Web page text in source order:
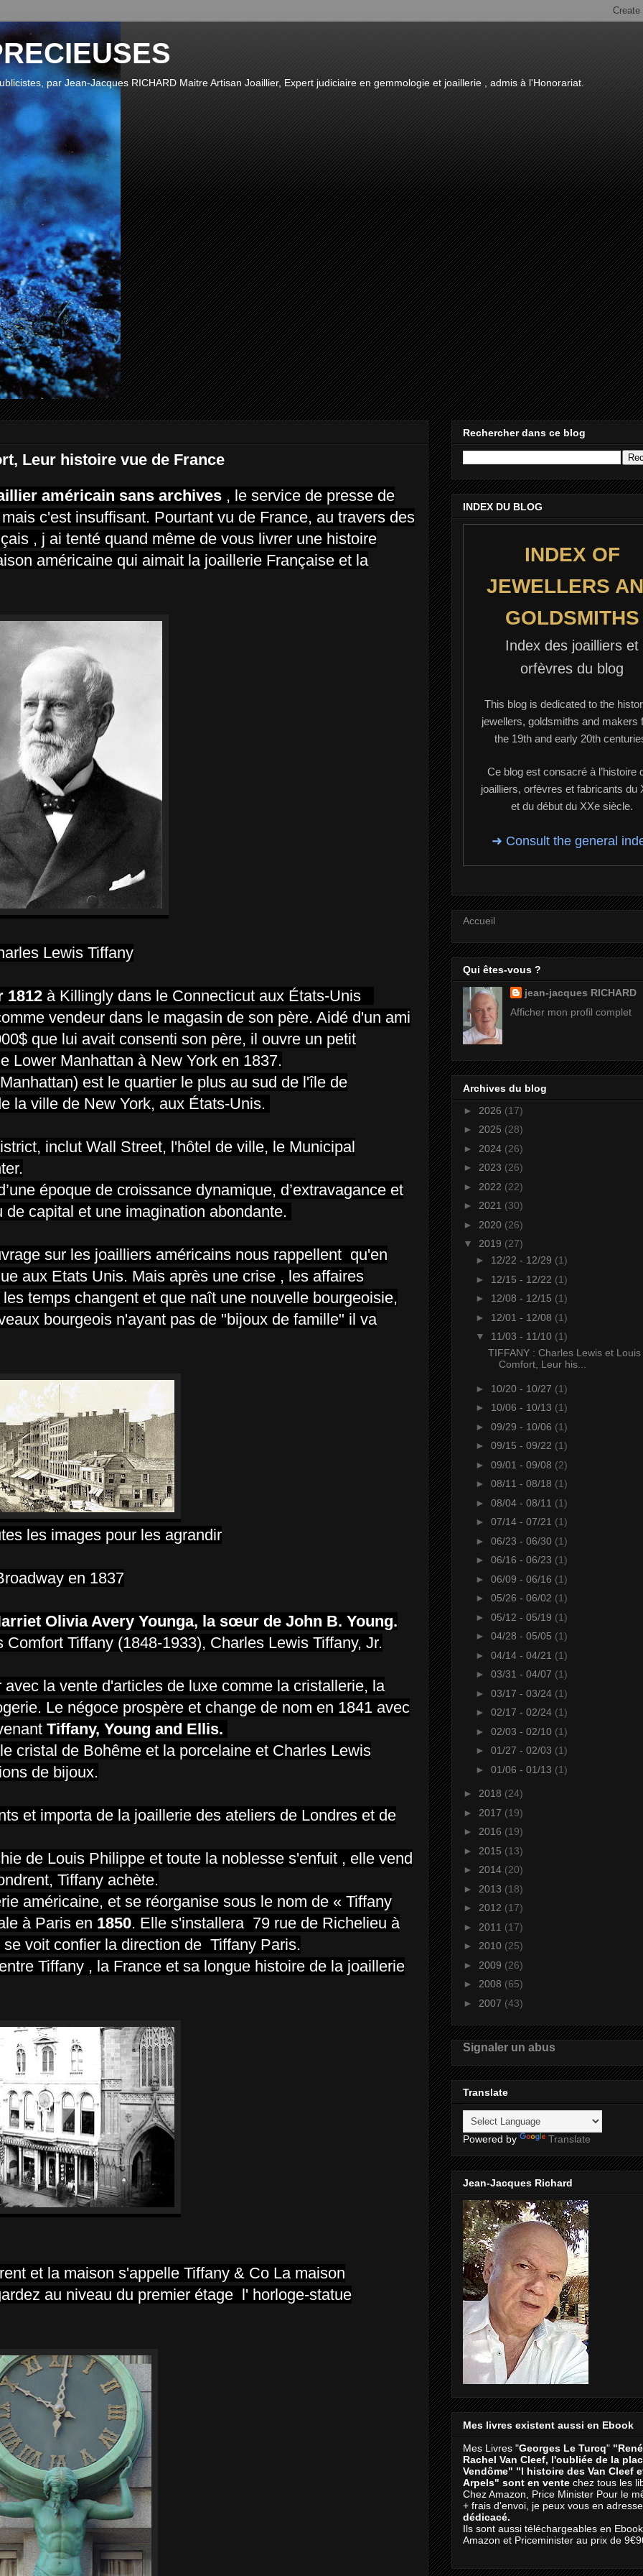
par Jean-Jacques RICHARD Maitre Artisan Joaillier, Expert judiciaire en gemmologie et joaillerie , admis à l'Honorariat.
Leur histoire vue de France
américain sans archives , le service de presse de
c'est insuffisant. Pourtant vu de France, au travers des
, j ai tenté quand même de vous livrer une histoire
américaine qui aimait la joaillerie Française et la
Lewis Tiffany
1812 à Killingly dans le Connecticut aux États-Unis
vendeur dans le magasin de son père. Aidé d'un ami
que lui avait consenti son père, il ouvre un petit
Lower Manhattan à New York en 1837.
est le quartier le plus au sud de l'île de
la ville de New York, aux États-Unis.
inclut Wall Street, l'hôtel de ville, le Municipal
époque de croissance dynamique, d’extravagance et
capital et une imagination abondante.
sur les joailliers américains nous rappellent qu'en
aux Etats Unis. Mais après une crise , les affaires
temps changent et que naît une nouvelle bourgeoisie,
bourgeois n'ayant pas de "bijoux de famille" il va
les images pour les agrandir
en 1837
Olivia Avery Younga, la sœur de John B. Young.
Tiffany (1848-1933), Charles Lewis Tiffany, Jr.
la vente d'articles de luxe comme la cristallerie, la
Le négoce prospère et change de nom en 1841 avec
Tiffany, Young and Ellis.
cristal de Bohême et la porcelaine et Charles Lewis
de bijoux.
et importa de la joaillerie des ateliers de Londres et de
de Louis Philippe et toute la noblesse s'enfuit , elle vend
Tiffany achète.
américaine, et se réorganise sous le nom de « Tiffany
à Paris en 1850. Elle s'installera 79 rue de Richelieu à
voit confier la direction de Tiffany Paris.
Tiffany , la France et sa longue histoire de la joaillerie
et la maison s'appelle Tiffany & Co La maison
au niveau du premier étage l' horloge-statue
Rechercher dans ce blog
INDEX DU BLOG
INDEX OF
JEWELLERS
GOLDSMITHS
Index des joailliers et
orfèvres du blog
This blog is dedicated to the
jewellers, goldsmiths and makers
the 19th and early 20th
Ce blog est consacré à l’histoire
joailliers, orfèvres et fabricants du
et du début du XXe siècle.
➜ Consult the general
Accueil
Qui êtes-vous ?
jean-jacques RICHARD
Afficher mon profil complet
Archives du blog
► 2026 (17)
► 2025 (28)
► 2024 (26)
► 2023 (26)
► 2022 (22)
► 2021 (30)
► 2020 (26)
▼ 2019 (27)
► 12/22 - 12/29 (1)
► 12/15 - 12/22 (1)
► 12/08 - 12/15 (1)
► 12/01 - 12/08 (1)
▼ 11/03 - 11/10 (1)
TIFFANY : Charles Lewis et Louis
Comfort, Leur his...
► 10/20 - 10/27 (1)
► 10/06 - 10/13 (1)
► 09/29 - 10/06 (1)
► 09/15 - 09/22 (1)
► 09/01 - 09/08 (2)
► 08/11 - 08/18 (1)
► 08/04 - 08/11 (1)
► 07/14 - 07/21 (1)
► 06/23 - 06/30 (1)
► 06/16 - 06/23 (1)
► 06/09 - 06/16 (1)
► 05/26 - 06/02 (1)
► 05/12 - 05/19 (1)
► 04/28 - 05/05 (1)
► 04/14 - 04/21 (1)
► 03/31 - 04/07 (1)
► 03/17 - 03/24 (1)
► 02/17 - 02/24 (1)
► 02/03 - 02/10 (1)
► 01/27 - 02/03 (1)
► 01/06 - 01/13 (1)
► 2018 (24)
► 2017 (19)
► 2016 (19)
► 2015 (13)
► 2014 (20)
► 2013 (18)
► 2012 (17)
► 2011 (17)
► 2010 (25)
► 2009 (26)
► 2008 (65)
► 2007 (43)
Signaler un abus
Translate
Powered by Translate
Jean-Jacques Richard
Mes livres existent aussi en Ebook
Mes Livres "Georges Le Turcq"
Rachel Van Cleef, l'oubliée de la
Vendôme" "l histoire des Van Cleef
Arpels" sont en vente chez tous les
Chez Amazon, Price Minister Pour le
+ frais d'envoi, je peux vous en
dédicacé.
Ils sont aussi téléchargeables en
Amazon et Priceminister au prix de